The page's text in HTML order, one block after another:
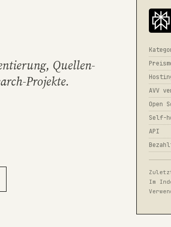
Quellen-
Projekte.
AVV
Open
Self-
API
Im